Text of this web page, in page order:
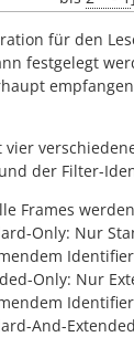
für den
festgelegt
vier
der Filter-
Frames
Only: Nur
Only: Nur
And-